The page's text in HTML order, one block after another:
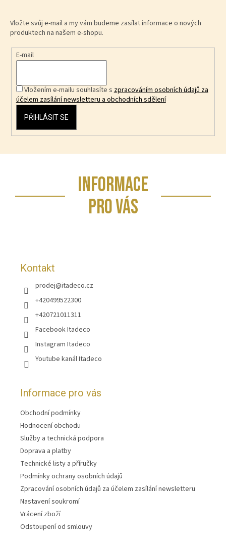
Vložte svůj e-mail a my vám budeme zasílat informace o nových
produktech na našem e-shopu.
E-mail
Vložením e-mailu souhlasíte szpracováním osobních údajů za
účelem zasílání newsletteru a obchodních sdělení
PŘIHLÁSIT SE
INFORMACE
PRO VÁS
Kontakt
prodej@itadeco.cz
+420499522300
+420721011311
Facebook Itadeco
Instagram Itadeco
Youtube kanál Itadeco
Informace pro vás
Obchodní podmínky
Hodnocení obchodu
Služby a technická podpora
Doprava a platby
Technické listy a příručky
Podmínky ochrany osobních údajů
Zpracování osobních údajů za účelem zasílání newsletteru
Nastavení soukromí
Vrácení zboží
Odstoupení od smlouvy